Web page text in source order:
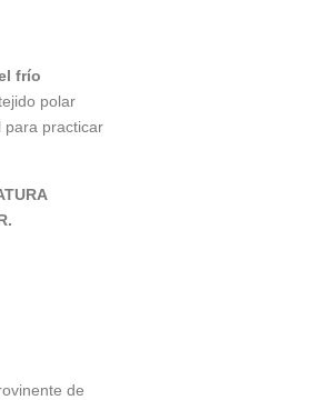
frío
polar
para practicar
de